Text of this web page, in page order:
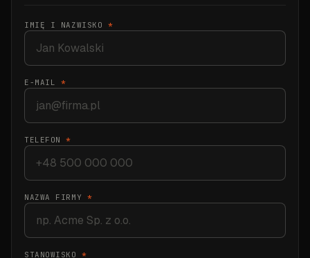
IMIĘ I NAZWISKO *
E-MAIL *
TELEFON*
NAZWA FIRMY *
STANOWISKO*